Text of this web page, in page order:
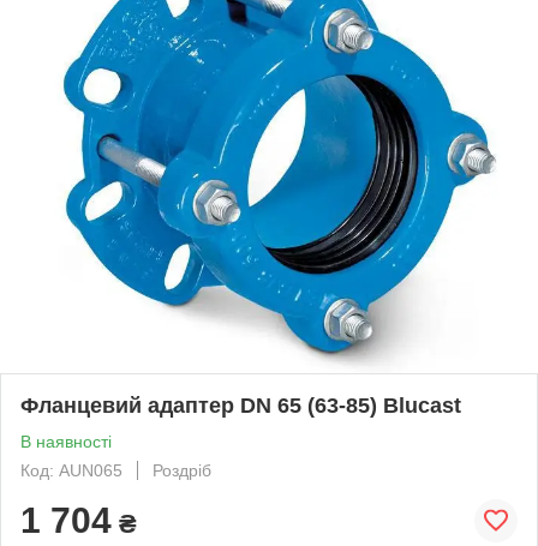
Фланцевий адаптер DN 65 (63-85) Blucast
В наявності
Код: AUN065
Роздріб
1 704 ₴